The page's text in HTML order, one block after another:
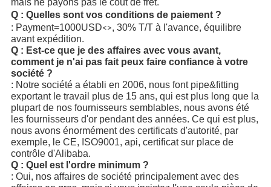
mais ne payons pas le coût de fret.
Q : Quelles sont vos conditions de paiement ?
: Payment=1000USD<>, 30% T/T à l'avance, équilibre
avant expédition.
Q : Est-ce que je des affaires avec vous avant,
comment je n'ai pas fait peux faire confiance à votre
société ?
: Notre société a établi en 2006, nous font pipe&fitting
exportant le travail plus de 15 ans, qui est plus long que la
plupartde nos fournisseurs semblables, nous avons été
les fournisseurs d'or pendant des années. Ce qui est plus,
nous avons énormément des certificats d'autorité, par
exemple, le CE, ISO9001, api, certificat sur place de
contrôle d'Alibaba.
Q : Quel est l'ordre minimum ?
: Oui, nos affaires de société principalement avec des